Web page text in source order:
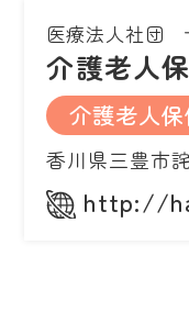
医療法人社団
介護老人
介護老人
香川県三豊市
http://